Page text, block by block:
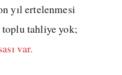
yıl ertelenmesi
tahliye yok;
var.